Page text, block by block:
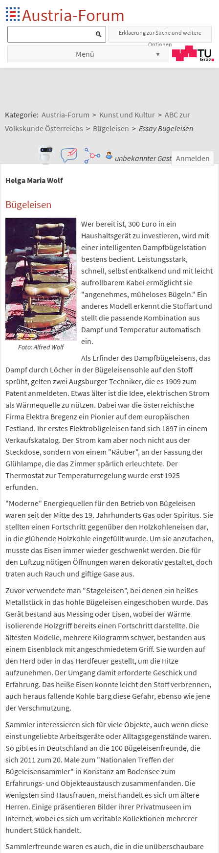
Austria-Forum
Erklaerung zur Suche und weitere
Optionen
Menü
Kategorie: Austria-Forum > Kunst und Kultur > ABC zur
Volkskunde Österreichs > Bügeleisen > Essay Bügeleisen
unbekannter Gast Anmelden
Helga Maria Wolf
Bügeleisen
Foto: Alfred Wolf
Wer bereit ist, 300 Euro in ein
Haushaltsgerät zu investieren, wird mit
einer intelligenten Dampfbügelstation
bestens bedient. Leistungsstark,
schnell, selbst entkalkend und mit leicht
aufrollbarem Kabel ermöglicht sie
"angenehmes, müheloses Bügeln." Ein
anderes Modell erkennt die Stoffart und
stellt die passende Kombination aus
Dampf und Temperatur automatisch
ein.
Als Erfinder des Dampfbügeleisens, das
Dampf durch Löcher in der Bügeleisensohle auf den Stoff
sprüht, gelten zwei Augsburger Techniker, die es 1909 zum
Patent anmeldeten. Etwas älter ist die Idee, elektrischen Strom
als Wärmequelle zu nützen. Dabei war die österreichische
Firma Elektra Bregenz ein Pionier auf dem europäischen
Festland. Ihr erstes Elektrobügeleisen fand sich 1897 in einem
Verkaufskatalog. Der Strom kam aber noch nicht aus der
Steckdose, sondern von einem "Räuber", an der Fassung der
Glühlampe, die das Zimmer spärlich erleuchtete. Der
Thermostat zur Temperaturregelung wurde erst 1925
erfunden.
"Moderne" Energiequellen für den Betrieb von Bügeleisen
waren seit der Mitte des 19. Jahrhunderts Gas oder Spiritus. Sie
stellten einen Fortschritt gegenüber den Holzkohleneisen dar,
in die glühende Holzkohle eingefüllt wurde. Um sie anzufachen,
musste das Eisen immer wieder geschwenkt werden. Die für
den Luftzug nötigen Öffnungen waren dekorativ gestaltet, doch
traten auch Rauch und giftige Gase aus.
Zuvor verwendete man "Stageleisen", bei denen ein heißes
Metallstück in das hohle Bügeleisen eingeschoben wurde. Das
Gerät bestand aus Messing oder Eisen, wobei der Wärme
isolierende Holzgriff bereits einen Fortschritt darstellte. Die
ältesten Modelle, mehrere Kilogramm schwer, bestanden aus
einem Eisenblock mit angeschmiedetem Griff. Sie wurden auf
den Herd oder in das Herdfeuer gestellt, um die Hitze
aufzunehmen. Der Umgang damit erforderte Geschick und
Erfahrung. Das heiße Eisen konnte leicht den Stoff verbrennen,
auch heraus fallende Kohle barg diese Gefahr, ebenso wie jene
der Verschmutzung.
Sammler interessieren sich für viele Objekte, auch wenn diese
einst ungeliebte Arbeitsgeräte oder Alltagsgegenstände waren.
So gibt es in Deutschland an die 100 Bügeleisenfreunde, die
sich 2011 zum 20. Male zum "Nationalen Treffen der
Bügeleisensammler" in Konstanz am Bodensee zum
Erfahrungs- und Objekteaustausch zusammenfanden. Die
wenigsten sind Hausfrauen, meist handelt es sich um ältere
Herren. Einige präsentieren Bilder ihrer Privatmuseen im
Internet, wobei es sich um veritable Kollektionen mehrerer
hundert Stück handelt.
Sammlerfreunde waren es auch, die in die unüberschaubare